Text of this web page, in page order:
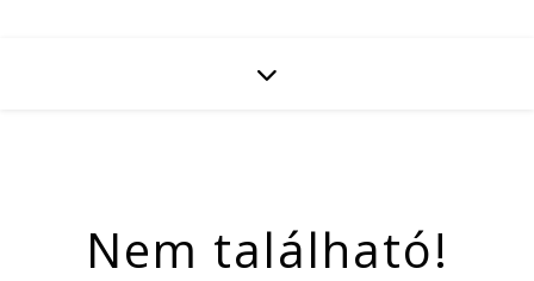
Nem található!